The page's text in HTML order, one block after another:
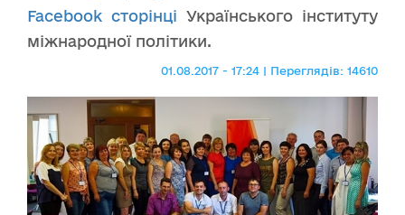
Facebook сторінці Українського інституту
міжнародної політики.
01.08.2017 - 17:24 | Переглядів: 14610